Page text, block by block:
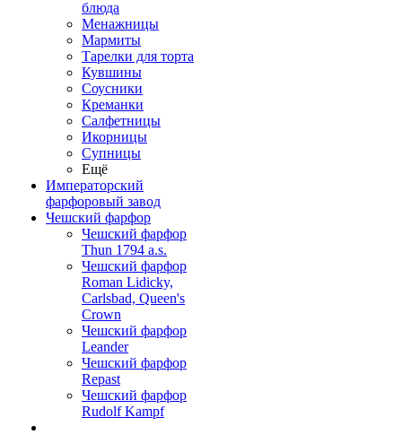
блюда
Менажницы
Мармиты
Тарелки для торта
Кувшины
Соусники
Креманки
Салфетницы
Икорницы
Супницы
Ещё
Императорский
фарфоровый завод
Чешский фарфор
Чешский фарфор
Thun 1794 a.s.
Чешский фарфор
Roman Lidicky,
Carlsbad, Queen's
Crown
Чешский фарфор
Leander
Чешский фарфор
Repast
Чешский фарфор
Rudolf Kampf